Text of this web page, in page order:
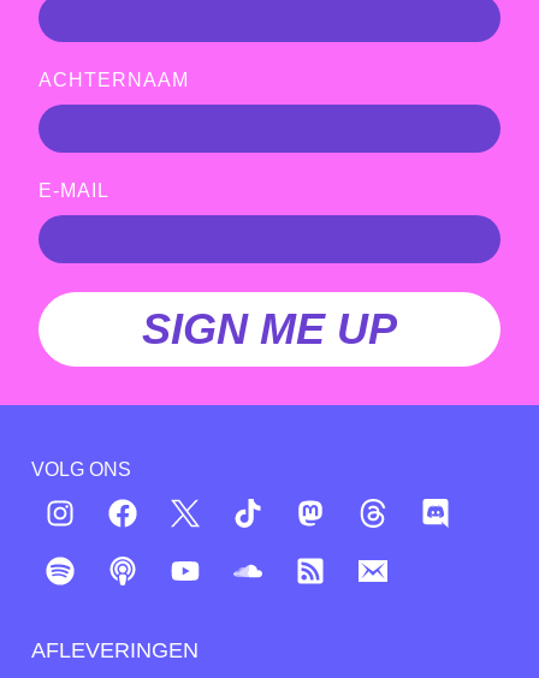
ACHTERNAAM
E-MAIL
SIGN ME UP
VOLG ONS
AFLEVERINGEN